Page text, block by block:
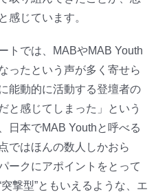
感じています。
トでは、MABやMAB Youth
ったという声が多く寄せら
能動的に活動する登壇者の
と感じてしまった」という
日本でMAB Youthと呼べる
ではほんの数人しかおら
ークにアポイントをとって
撃型”ともいえるような、エ